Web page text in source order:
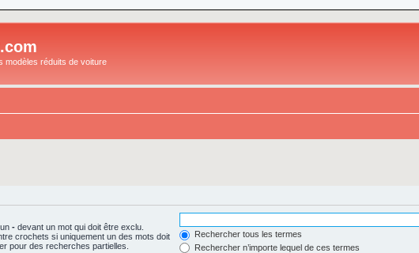
modèles réduits de voiture
- devant un mot qui doit être exclu.
crochets si uniquement un des mots doit
pour des recherches partielles.
Rechercher tous les termes
Rechercher n’importe lequel de ces termes